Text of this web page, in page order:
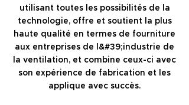
utilisant toutes les possibilités de la
technologie, offre et soutient la plus
haute qualité en termes de fourniture
aux entreprises de l&#39;industrie de
la ventilation, et combine ceux-ci avec
son expérience de fabrication et les
applique avec succès.